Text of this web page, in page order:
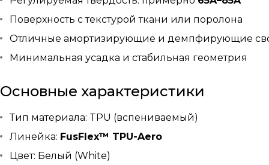
Поверхность с текстурой ткани или поролона
Отличные амортизирующие и демпфирующие
Минимальная усадка и стабильная геометрия
Основные характеристики
Тип материала: TPU (вспениваемый)
Линейка: FusFlex™ TPU-Aero
Цвет: Белый (White)